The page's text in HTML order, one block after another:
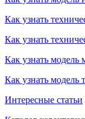
Как узнать
Как узнать
Как узнать модель
Как узнать модель
Интересные статьи